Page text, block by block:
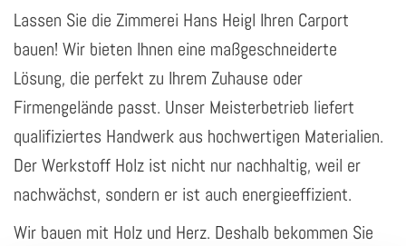
Lassen Sie die Zimmerei Hans Heigl Ihren Carport
bauen! Wir bieten Ihnen eine maßgeschneiderte
Lösung, die perfekt zu Ihrem Zuhause oder
Firmengelände passt. Unser Meisterbetrieb liefert
qualifiziertes Handwerk aus hochwertigen Materialien.
Der Werkstoff Holz ist nicht nur nachhaltig, weil er
nachwächst, sondern er ist auch energieeffizient.
Wir bauen mit Holz und Herz. Deshalb bekommen Sie